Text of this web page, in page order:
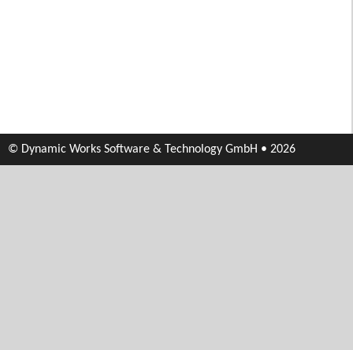
© Dynamic Works Software & Technology GmbH • 2026